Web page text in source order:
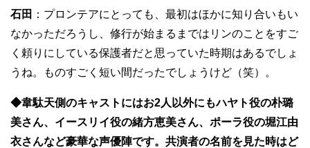
石田 ：プロンテアにとっても、最初はほかに知り合いもい
なかっただろうし、修行が始まるまではリンのことをすご
く頼りにしている保護者だと思っていた時期はあるでしょ
うね。ものすごく短い間だったでしょうけど（笑）。
◆韋駄天側のキャストにはお2人以外にもハヤト役の朴璐
美さん、イースリイ役の緒方恵美さん、ポーラ役の堀江由
衣さんなど豪華な声優陣です。共演者の名前を見た時はど